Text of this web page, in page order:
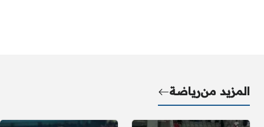
المزيد منرياضة